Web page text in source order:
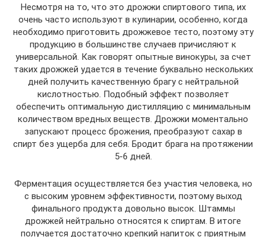
Несмотря на то, что это дрожжи спиртового типа, их
очень часто используют в кулинарии, особенно, когда
необходимо приготовить дрожжевое тесто, поэтому эту
продукцию в большинстве случаев причисляют к
универсальной. Как говорят опытные винокуры, за счет
таких дрожжей удается в течение буквально нескольких
дней получить качественную брагу с нейтральной
кислотностью. Подобный эффект позволяет
обеспечить оптимальную дистилляцию с минимальным
количеством вредных веществ. Дрожжи моментально
запускают процесс брожения, преобразуют сахар в
спирт без ущерба для себя. Бродит брага на протяжении
5-6 дней.
Ферментация осуществляется без участия человека, но
с высоким уровнем эффективности, поэтому выход
финального продукта довольно высок. Штаммы
дрожжей нейтрально относятся к спиртам. В итоге
получается достаточно крепкий напиток с приятным